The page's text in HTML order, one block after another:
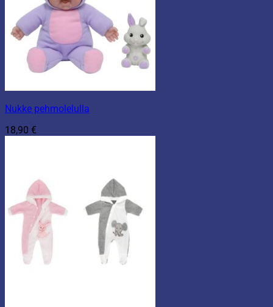
Nukke pehmolelulla
18,90 €